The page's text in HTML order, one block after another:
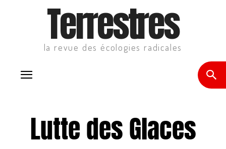
Terrestres
la revue des écologies radicales
Lutte des Glaces